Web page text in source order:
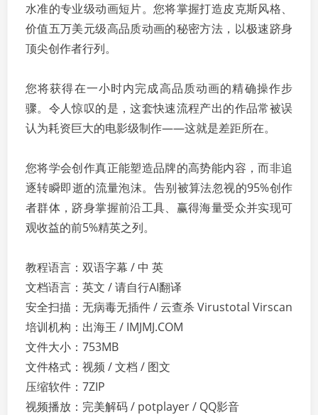
水准的专业级动画短片。您将掌握打造皮克斯风格、
价值五万美元级高品质动画的秘密方法，以极速跻身
顶尖创作者行列。
您将获得在一小时内完成高品质动画的精确操作步
骤。令人惊叹的是，这套快速流程产出的作品常被误
认为耗资巨大的电影级制作——这就是差距所在。
您将学会创作真正能塑造品牌的高势能内容，而非追
逐转瞬即逝的流量泡沫。告别被算法忽视的95%创作
者群体，跻身掌握前沿工具、赢得海量受众并实现可
观收益的前5%精英之列。
教程语言：双语字幕 / 中 英
文档语言：英文 / 请自行AI翻译
安全扫描：无病毒无插件 / 云查杀 Virustotal Virscan
培训机构：出海王 / IMJMJ.COM
文件大小：753MB
文件格式：视频 / 文档 / 图文
压缩软件：7ZIP
视频播放：完美解码 / potplayer / QQ影音